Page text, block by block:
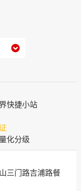

快捷小站
化分级
三门路吉浦路餐